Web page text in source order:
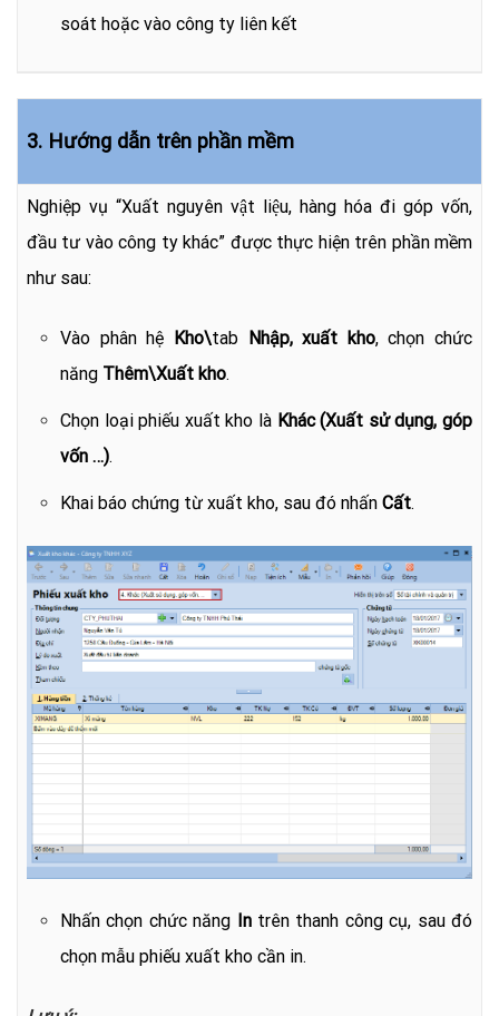
soát hoặc vào công ty liên kết
3. Hướng dẫn trên phần mềm
Nghiệp vụ “Xuất nguyên vật liệu, hàng hóa đi góp vốn,
đầu tư vào công ty khác” được thực hiện trên phần mềm
như sau:
Vào phân hệ Kho\tabNhập, xuất kho, chọn chức
năng Thêm\Xuất kho.
Chọn loại phiếu xuất kho là Khác (Xuất sử dụng, góp
vốn …).
Khai báo chứng từ xuất kho, sau đó nhấn Cất.
Nhấn chọn chức năng Intrên thanh công cụ, sau đó
chọn mẫu phiếu xuất kho cần in.